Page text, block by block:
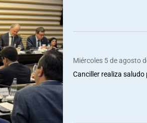
Miércoles 5 de agosto
Canciller realiza